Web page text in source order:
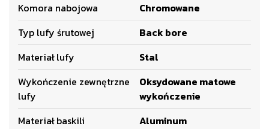
Komora nabojowa
Chromowane
Typ lufy śrutowej
Back bore
Materiał lufy
Stal
Wykończenie zewnętrzne
lufy
Oksydowane matowe
wykończenie
Materiał baskili
Aluminum